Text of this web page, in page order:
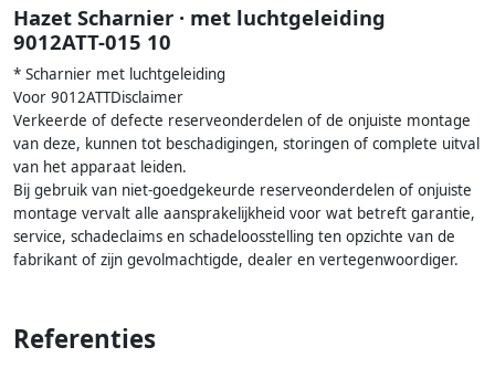
Hazet Scharnier · met luchtgeleiding
9012ATT-015 10
* Scharnier met luchtgeleiding
Voor 9012ATTDisclaimer
Verkeerde of defecte reserveonderdelen of de onjuiste montage
van deze, kunnen tot beschadigingen, storingen of complete uitval
van het apparaat leiden.
Bij gebruik van niet-goedgekeurde reserveonderdelen of onjuiste
montage vervalt alle aansprakelijkheid voor wat betreft garantie,
service, schadeclaims en schadeloosstelling ten opzichte van de
fabrikant of zijn gevolmachtigde, dealer en vertegenwoordiger.
Referenties